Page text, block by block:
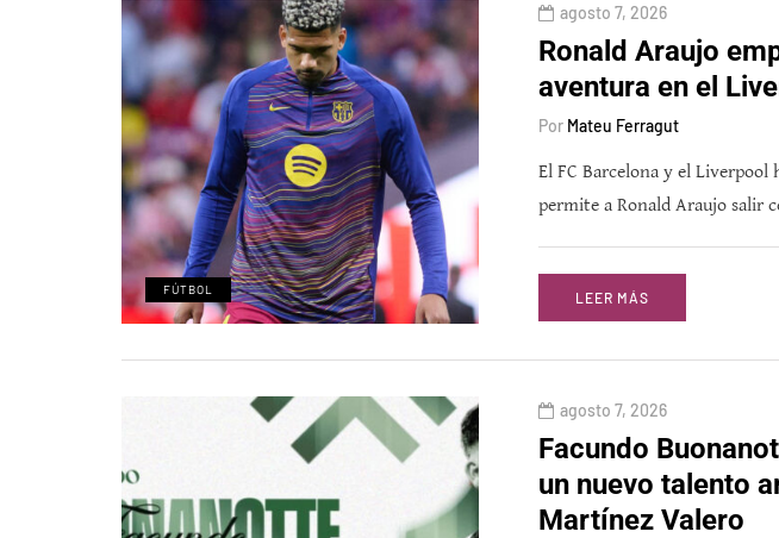
FÚTBOL
agosto 7, 2026
Ronald Araujo
aventura en el
Por Mateu Ferragut
El FC Barcelona y el Liverpool
permite a Ronald Araujo salir
LEER MÁS
agosto 7, 2026
Facundo
un nuevo talento
Martínez Valero